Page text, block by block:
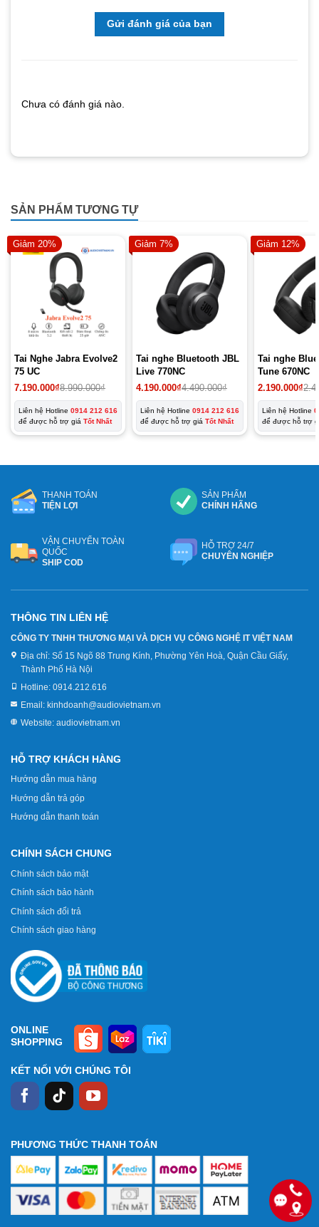
Gửi đánh giá của bạn
Chưa có đánh giá nào.
SẢN PHẨM TƯƠNG TỰ
Giảm 20%
Tai Nghe Jabra Evolve2
75 UC
7.190.000₫8.990.000₫
Liên hệ Hotline 0914 212 616
để được hỗ trợ giá Tốt Nhất
Giảm 7%
Tai nghe Bluetooth JBL
Live 770NC
4.190.000₫4.490.000₫
Liên hệ Hotline0914 212 616
để được hỗ trợ giáTốt Nhất
Giảm 12%
Tai nghe
Tune 670NC
2.190.000₫
Liên hệ Hotline
để được hỗ trợ
THANH TOÁN
TIỆN LỢI
SẢN PHẨM
CHÍNH HÃNG
VẬN CHUYỂN TOÀN
QUỐC
SHIP COD
HỖ TRỢ 24/7
CHUYÊN NGHIỆP
THÔNG TIN LIÊN HỆ
CÔNG TY TNHH THƯƠNG MẠI VÀ DỊCH VỤ CÔNG NGHỆ IT VIỆT NAM
Địa chỉ: Số 15 Ngõ 88 Trung Kính, Phường Yên Hoà, Quận Cầu Giấy,
Thành Phố Hà Nội
Hotline: 0914.212.616
Email: kinhdoanh@audiovietnam.vn
Website: audiovietnam.vn
HỖ TRỢ KHÁCH HÀNG
Hướng dẫn mua hàng
Hướng dẫn trả góp
Hướng dẫn thanh toán
CHÍNH SÁCH CHUNG
Chính sách bảo mật
Chính sách bảo hành
Chính sách đổi trả
Chính sách giao hàng
ONLINE
SHOPPING
KẾT NỐI VỚI CHÚNG TÔI
PHƯƠNG THỨC THANH TOÁN